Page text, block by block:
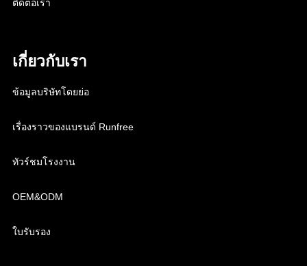
ติดต่อเรา
เกี่ยวกับเรา
ข้อมูลบริษัทโดยย่อ
เรื่องราวของแบรนด์ Runfree
ทัวร์ชมโรงงาน
OEM&ODM
ใบรับรอง